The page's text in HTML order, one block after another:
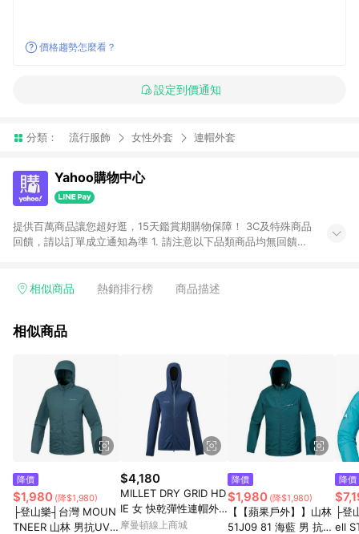
價格趨勢怎麼看？
設定到價通知
分類： 流行服飾 女性外套 連帽外套
Yahoo購物中心
提供百萬商品讓您超好逛，15天鑑賞期購物保障！ 3C及特殊商品
回饋，請以訂單成立通知為準 1. 請注意以下品類商品均無回饋：
電玩/遊戲/相機/單眼/鏡頭/拍立得 [2024/6/1起適用] -內接硬
的購回饋活動享Yahoo超贈點回饋者 - 購物中心商店之商品：商
3. 訂單回饋金額將扣除運費/購物金/超贈點/福利金/紅利折抵/折
價券等虛擬貨幣折抵 4. 大宗採購或批發轉賣不具回饋資格： 如
有相關事證認定您為大宗採購、批發轉賣而非最終消費使用者，
相關認定以Yahoo購物中心之認定為準
相似商品 熱銷排行榜 商品描述
相似商品
降價
$1,980 (降$1,980)
├登山樂┤台灣 MOUN
TNEER 山林 男抗UV輕
$4,180
MILLET DRY GRID HD
IE 女 快乾彈性連帽外
套 MIV02046N7317
摩曼頓線上商城
降價
$1,980 (降$1,980)
【【蘋果戶外】】山林
51J09 81 海藍 男 抗U
降價
├登
ell